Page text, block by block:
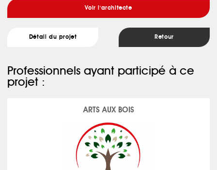
Voir l'architecte
Détail du projet Retour
Professionnels ayant participé à ce
projet :
ARTS AUX BOIS